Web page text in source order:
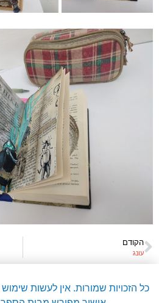
הקודם
עונג
כל הזכויות שמורות. אין לעשות